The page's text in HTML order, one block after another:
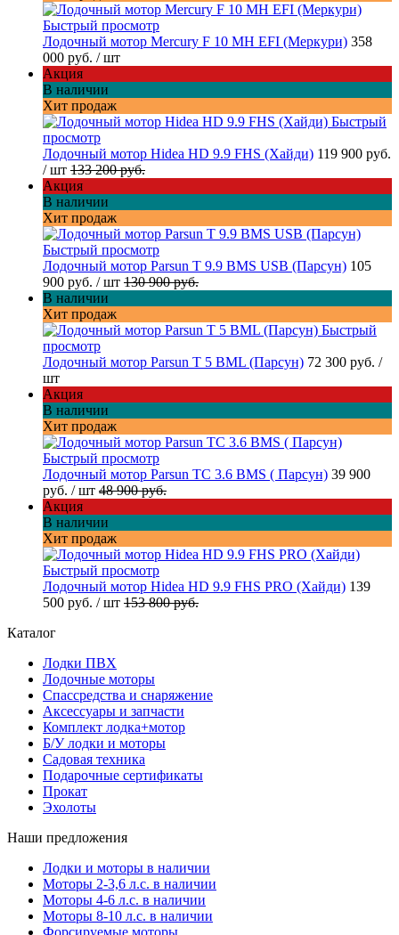
Быстрый просмотр
Лодочный мотор Mercury F 10 MH EFI (Меркури) 358
000 руб. / шт
Акция
В наличии
Хит продаж
Быстрый
просмотр
Лодочный мотор Hidea HD 9.9 FHS (Хайди) 119 900 руб.
/ шт 133 200 руб.
Акция
В наличии
Хит продаж
Быстрый просмотр
Лодочный мотор Parsun T 9.9 BMS USB (Парсун) 105
900 руб. / шт 130 900 руб.
В наличии
Хит продаж
Быстрый
просмотр
Лодочный мотор Parsun T 5 BML (Парсун) 72 300 руб. /
шт
Акция
В наличии
Хит продаж
Быстрый просмотр
Лодочный мотор Parsun TC 3.6 BMS ( Парсун) 39 900
руб. / шт 48 900 руб.
Акция
В наличии
Хит продаж
Быстрый просмотр
Лодочный мотор Hidea HD 9.9 FHS PRO (Хайди) 139
500 руб. / шт 153 800 руб.
Каталог
Лодки ПВХ
Лодочные моторы
Спассредства и снаряжение
Аксессуары и запчасти
Комплект лодка+мотор
Б/У лодки и моторы
Садовая техника
Подарочные сертификаты
Прокат
Эхолоты
Наши предложения
Лодки и моторы в наличии
Моторы 2-3,6 л.с. в наличии
Моторы 4-6 л.с. в наличии
Моторы 8-10 л.с. в наличии
Форсируемые моторы